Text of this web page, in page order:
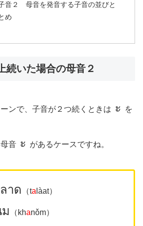
音２ 母音を発音する子音の並びと
め
続いた場合の母音２
ンで、子音が２つ続くときは ะ
を
音 ะ があるケースですね。
ลาด （ta làat）
（khanǒm）